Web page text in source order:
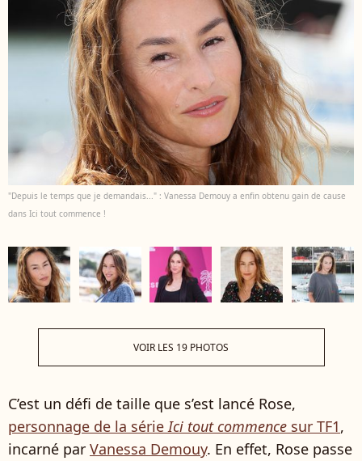
"Depuis le temps que je demandais..." : Vanessa Demouy a enfin obtenu gain de cause
dans Ici tout commence !
VOIR LES 19 PHOTOS
C’est un défi de taille que s’est lancé Rose,
personnage de la sérieIci tout commence sur TF1,
incarné par Vanessa Demouy. En effet, Rose passe